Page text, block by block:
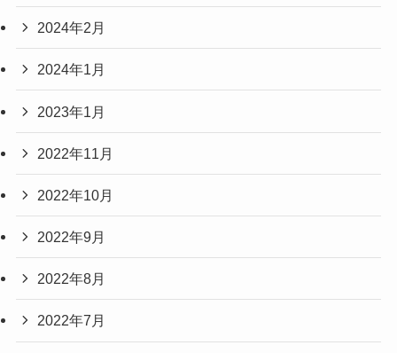
2024年2月
2024年1月
2023年1月
2022年11月
2022年10月
2022年9月
2022年8月
2022年7月